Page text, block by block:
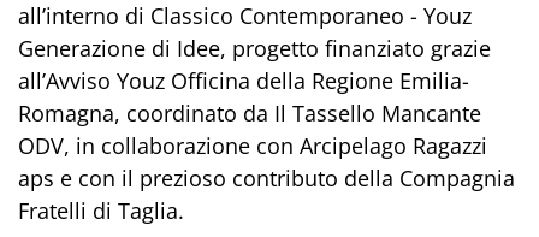
all’interno di Classico Contemporaneo - Youz
Generazione di Idee, progetto finanziato grazie
all’Avviso Youz Officina della Regione Emilia-
Romagna, coordinato da Il Tassello Mancante
ODV, in collaborazione con Arcipelago Ragazzi
aps e con il prezioso contributo della Compagnia
Fratelli di Taglia.